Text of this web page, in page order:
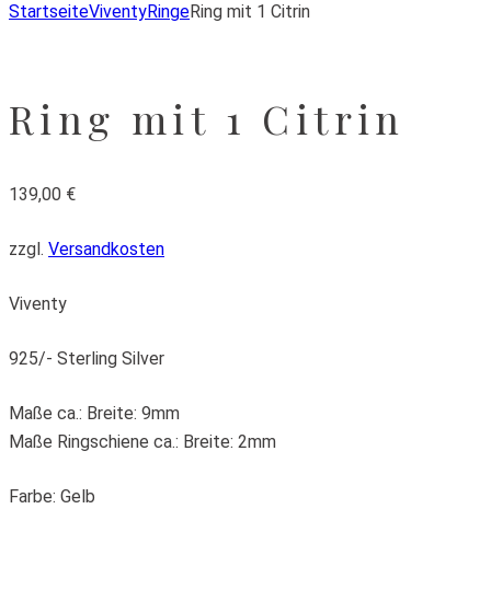
StartseiteViventyRingeRing mit 1 Citrin
Ring mit 1 Citrin
139,00 €
zzgl. Versandkosten
Viventy
925/- Sterling Silver
Maße ca.: Breite: 9mm
Maße Ringschiene ca.: Breite: 2mm
Farbe: Gelb